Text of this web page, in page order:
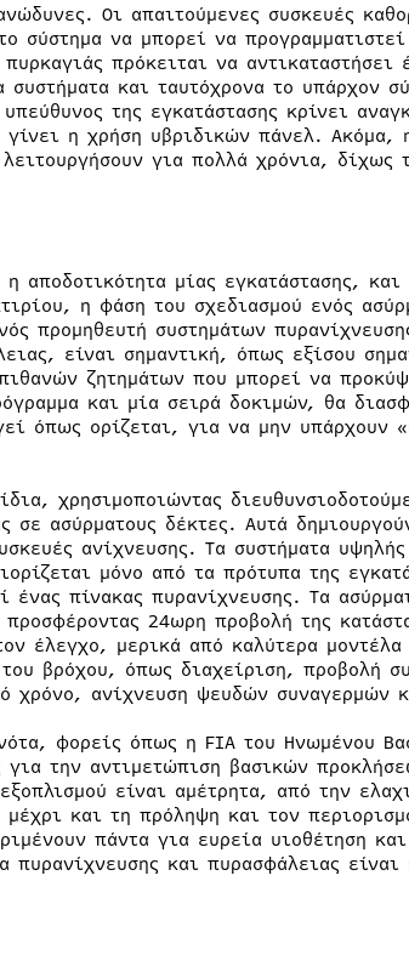
Οι απαιτούμενες συσκευές
σύστημα να μπορεί να
πρόκειται να αντικαταστήσει
και ταυτόχρονα το υπάρχον
της εγκατάστασης κρίνει
η χρήση υβριδικών πάνελ. Ακόμα,
για πολλά χρόνια, δίχως
αποδοτικότητα μίας εγκατάστασης,
η φάση του σχεδιασμού ενός
προμηθευτή συστημάτων
είναι σημαντική, όπως εξίσου
ζητημάτων που μπορεί να
και μία σειρά δοκιμών, θα
όπως ορίζεται, για να μην υπάρχουν
χρησιμοποιώντας
ασύρματους δέκτες. Αυτά
ανίχνευσης. Τα συστήματα
μόνο από τα πρότυπα της
πίνακας πυρανίχνευσης. Τα
24ωρη προβολή της
έλεγχο, μερικά από καλύτερα
βρόχου, όπως διαχείριση, προβολή
χρόνο, ανίχνευση ψευδών συναγερμών
φορείς όπως η FIA του Ηνωμένου
για την αντιμετώπιση βασικών
είναι αμέτρητα, από την
και τη πρόληψη και τον
πάντα για ευρεία υιοθέτηση
πυρανίχνευσης και πυρασφάλειας